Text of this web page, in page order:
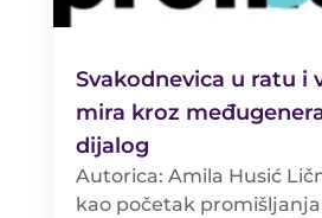
Svakodnevica u ratu i
mira kroz
dijalog
Autorica: Amila Husić
kao početak